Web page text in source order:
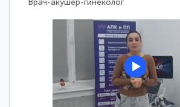
Врач-акушер-гинеколог